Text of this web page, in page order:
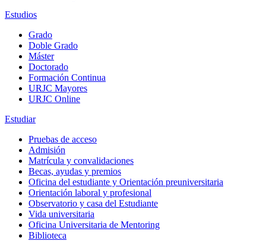
Estudios
Grado
Doble Grado
Máster
Doctorado
Formación Continua
URJC Mayores
URJC Online
Estudiar
Pruebas de acceso
Admisión
Matrícula y convalidaciones
Becas, ayudas y premios
Oficina del estudiante y Orientación preuniversitaria
Orientación laboral y profesional
Observatorio y casa del Estudiante
Vida universitaria
Oficina Universitaria de Mentoring
Biblioteca